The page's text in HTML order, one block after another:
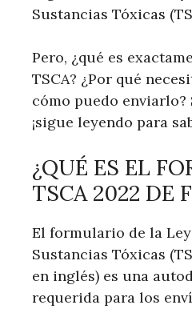
Sustancias Tóxicas
Pero, ¿qué es
TSCA? ¿Por qué
cómo puedo enviarlo?
¡sigue leyendo para
¿QUÉ ES EL
TSCA 2022 DE
El formulario de la
Sustancias Tóxicas
en inglés) es una
requerida para los